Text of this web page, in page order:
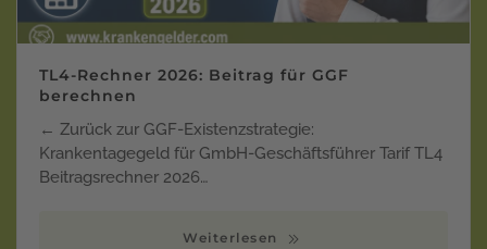
TL4-Rechner 2026: Beitrag für GGF
berechnen
← Zurück zur GGF-Existenzstrategie:
Krankentagegeld für GmbH-Geschäftsführer Tarif TL4
Beitragsrechner 2026…
Weiterlesen